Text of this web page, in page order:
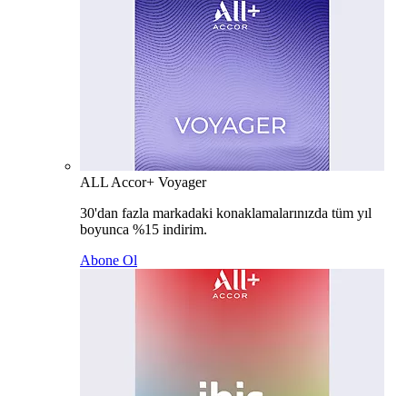
ALL Accor+ Voyager
30'dan fazla markadaki konaklamalarınızda tüm yıl
boyunca %15 indirim.
Abone Ol